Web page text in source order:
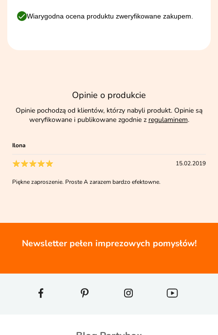
Wiarygodna ocena produktu zweryfikowane zakupem.
Opinie o produkcie
Opinie pochodzą od klientów, którzy nabyli produkt. Opinie są
weryfikowane i publikowane zgodnie z regulaminem.
Ilona
15.02.2019
Piękne zaproszenie. Proste A zarazem bardzo efektowne.
Newsletter pełen imprezowych pomysłów!